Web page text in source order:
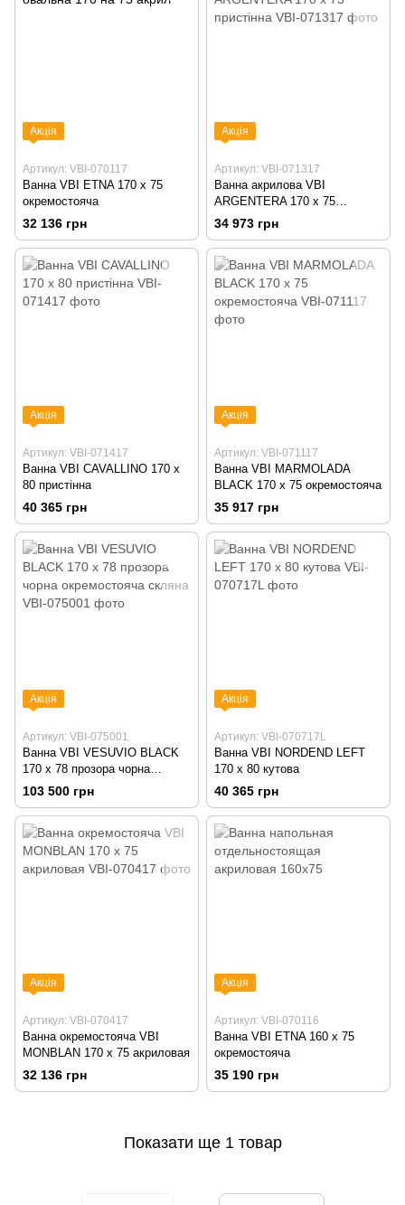
Акція
Артикул: VBI-070117
Ванна VBI ETNA 170 x 75
окремостояча
32 136 грн
Акція
Артикул: VBI-071317
Ванна акрилова VBI
ARGENTERA 170 x 75
пристінна
34 973 грн
Акція
Артикул: VBI-071417
Ванна VBI CAVALLINO 170 x
80 пристінна
40 365 грн
Акція
Артикул: VBI-071117
Ванна VBI MARMOLADA
BLACK 170 x 75 окремостояча
35 917 грн
Акція
Артикул: VBI-075001
Ванна VBI VESUVIO BLACK
170 x 78 прозора чорна
окремостояча скляна
103 500 грн
Акція
Артикул: VBI-070717L
Ванна VBI NORDEND LEFT
170 x 80 кутова
40 365 грн
Акція
Артикул: VBI-070417
Ванна окремостояча VBI
MONBLAN 170 x 75 акриловая
32 136 грн
Акція
Артикул: VBI-070116
Ванна VBI ETNA 160 x 75
окремостояча
35 190 грн
Показати ще 1 товар